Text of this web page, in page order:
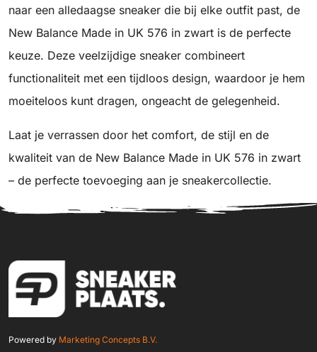
naar een alledaagse sneaker die bij elke outfit past, de
New Balance Made in UK 576 in zwart is de perfecte
keuze. Deze veelzijdige sneaker combineert
functionaliteit met een tijdloos design, waardoor je hem
moeiteloos kunt dragen, ongeacht de gelegenheid.
Laat je verrassen door het comfort, de stijl en de
kwaliteit van de New Balance Made in UK 576 in zwart
– de perfecte toevoeging aan je sneakercollectie.
Powered by Marketing Concepts B.V.